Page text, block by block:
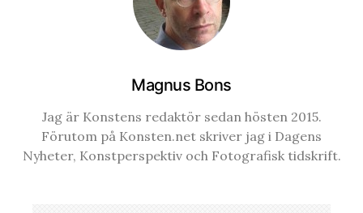
Magnus Bons
Jag är Konstens redaktör sedan hösten 2015.
Förutom på Konsten.net skriver jag i Dagens
Nyheter, Konstperspektiv och Fotografisk tidskrift.